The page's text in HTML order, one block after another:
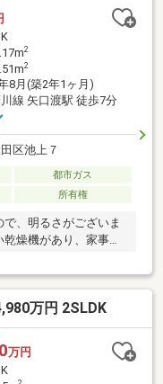
い一邸です。現地で陽
感ください。※居住中
。 2
2
8月(築2年1ヶ月)
線 矢口渡駅 徒歩7分
区池上７
都市ガス
所有権
、明るさがございま
燥機があり、家事の
サイズのTOTO製シン
クほっカラリ床を採
、くもり止め付き三
評価書、耐震等級3取
明するものではござ
平米を含みます。
万円 2SLDK
万円